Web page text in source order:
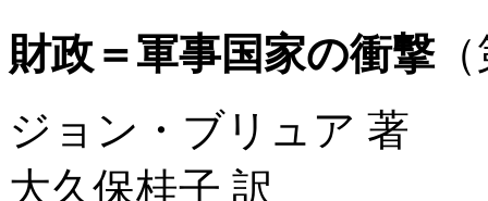
財政＝軍事国家の衝撃（
ジョン・ブリュア 著
大久保桂子 訳